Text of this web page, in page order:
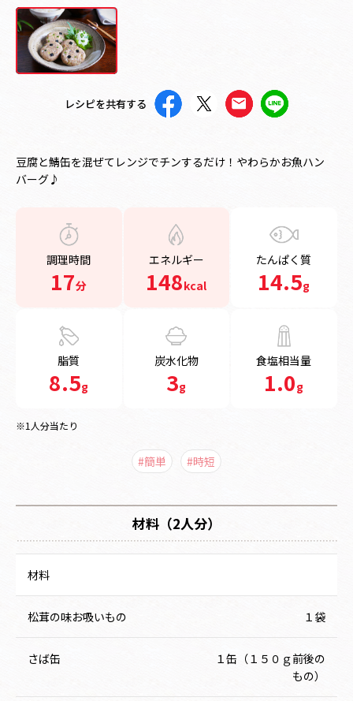
レシピを共有する
豆腐と鯖缶を混ぜてレンジでチンするだけ！やわらかお魚ハン
バーグ♪
調理時間
17分
エネルギー
148kcal
たんぱく質
14.5g
脂質
8.5g
炭水化物
3g
食塩相当量
1.0g
※1人分当たり
#簡単 #時短
材料（2人分）
材料
松茸の味お吸いもの １袋
さば缶
１缶（１５０ｇ前後の
もの）